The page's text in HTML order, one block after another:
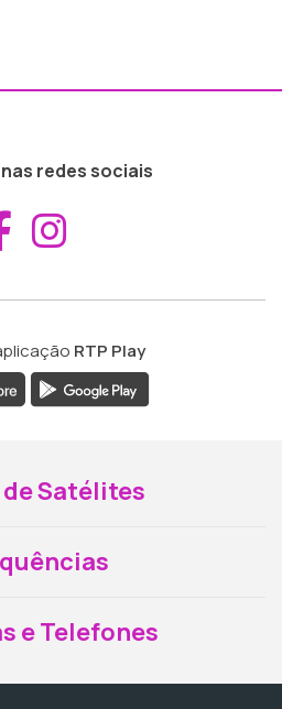
redes sociais
Aceder ao
RTP Play
de Satélites
e Telefones